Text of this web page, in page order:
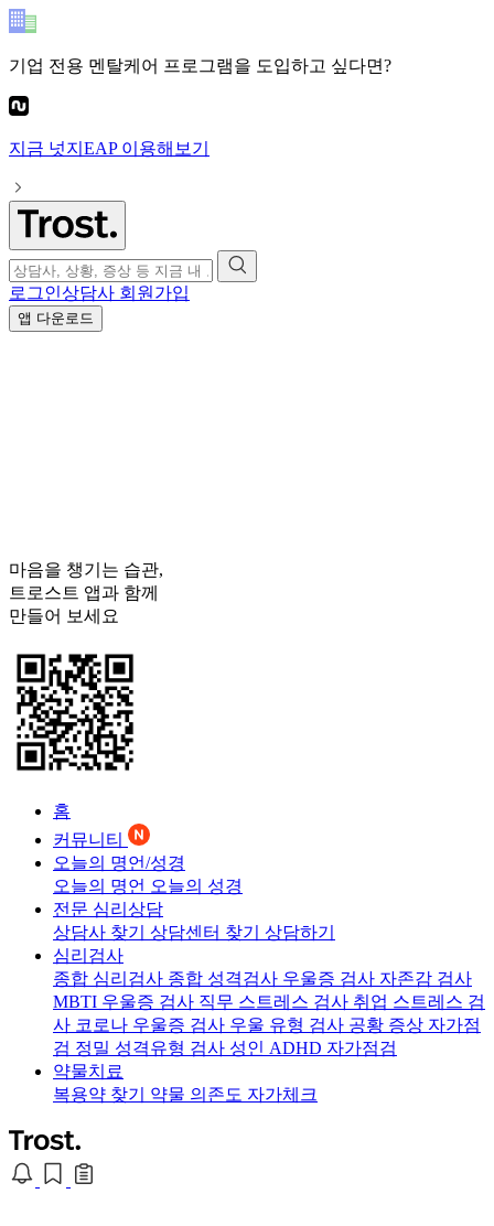
기업 전용 멘탈케어 프로그램을 도입하고 싶다면?
지금 넛지EAP이용해보기
로그인상담사 회원가입
앱 다운로드
마음을 챙기는 습관,
트로스트 앱과 함께
만들어 보세요
홈
커뮤니티
오늘의 명언/성경
오늘의 명언 오늘의 성경
전문 심리상담
상담사 찾기 상담센터 찾기 상담하기
심리검사
종합 심리검사 종합 성격검사 우울증 검사 자존감 검사
MBTI 우울증 검사 직무 스트레스 검사 취업 스트레스 검
사 코로나 우울증 검사 우울 유형 검사 공황 증상 자가점
검 정밀 성격유형 검사 성인 ADHD 자가점검
약물치료
복용약 찾기 약물 의존도 자가체크